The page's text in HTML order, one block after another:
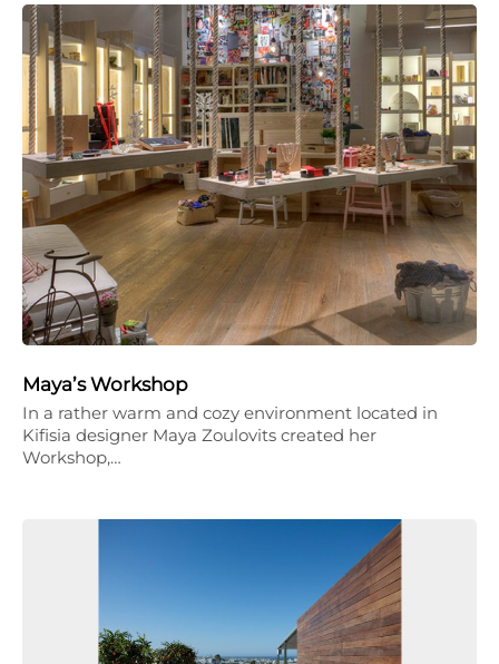
Maya’s Workshop
In a rather warm and cozy environment located in
Kifisia designer Maya Zoulovits created her
Workshop,…